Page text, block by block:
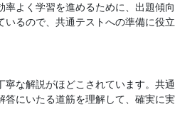
よく学習を進めるために、出題傾
るので、共通テストへの準備に役立
な解説がほどこされています。共
にいたる道筋を理解して、確実に